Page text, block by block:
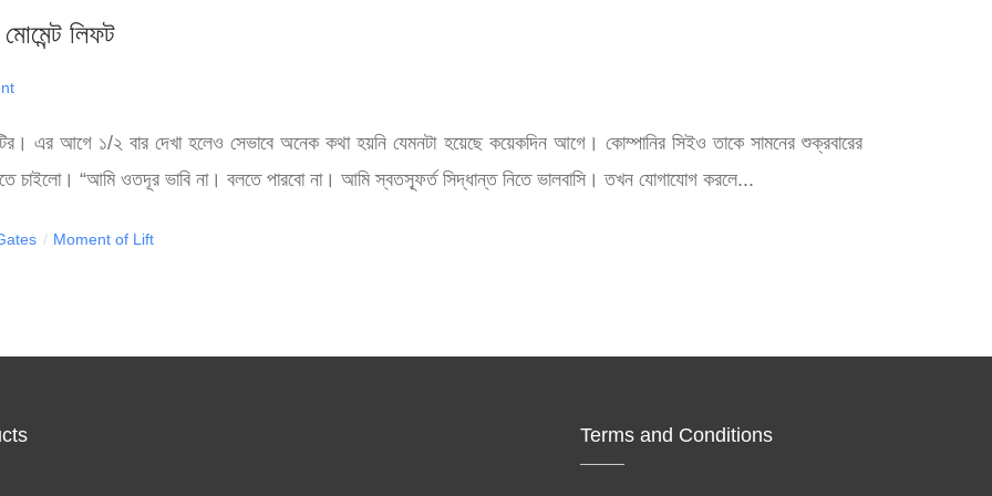
লিফট
এর আগে ১/২ বার দেখা হলেও সেভাবে অনেক কথা হয়নি যেমনটা হয়েছে কয়েকদিন আগে। কোম্পানির সিইও তাকে সামনের শুক্রবারের
চাইলো। “আমি ওতদূর ভাবি না। বলতে পারবো না। আমি স্বতস্ফূর্ত সিদ্ধান্ত নিতে ভালবাসি। তখন যোগাযোগ করলে...
/ Moment of Lift
Terms and Conditions